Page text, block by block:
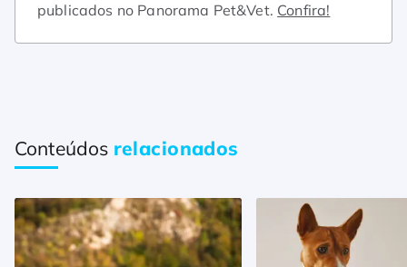
publicados no Panorama Pet&Vet. Confira!
Conteúdos relacionados